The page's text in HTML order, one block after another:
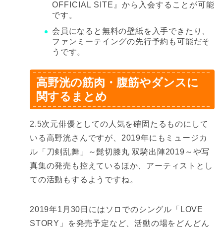
OFFICIAL SITE』から入会することが可能
です。
会員になると無料の壁紙を入手できたり、
ファンミーテイングの先行予約も可能だそ
うです。
高野洸の筋肉・腹筋やダンスに
関するまとめ
2.5次元俳優としての人気を確固たるものにして
いる高野洸さんですが、2019年にもミュージカ
ル「刀剣乱舞」～髭切膝丸 双騎出陣2019～や写
真集の発売も控えているほか、アーティストとし
ての活動もするようですね。
2019年1月30日にはソロでのシングル「LOVE
STORY」を発売予定など、活動の場をどんどん